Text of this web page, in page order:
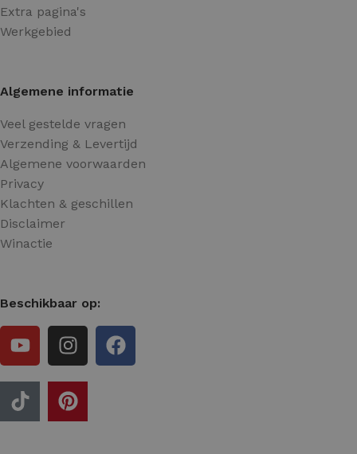
Extra pagina's
Werkgebied
Algemene informatie
Veel gestelde vragen
Verzending & Levertijd
Algemene voorwaarden
Privacy
Klachten & geschillen
Disclaimer
Winactie
Beschikbaar op: